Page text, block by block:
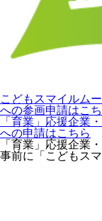
こどもスマイルム
への参画申請はこ
「育業」応援企業
への申請はこちら
「育業」応援企業
事前に「こどもス